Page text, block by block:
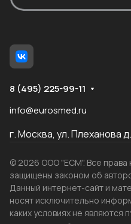
8 (495) 225-99-11
info@eurosmed.ru
г. Москва, ул. Плеханова
© 2026 ООО "ЕСМ". Все права
защищены законом об
Данный интернет-сайт и
носят исключительно
каких условиях не являются